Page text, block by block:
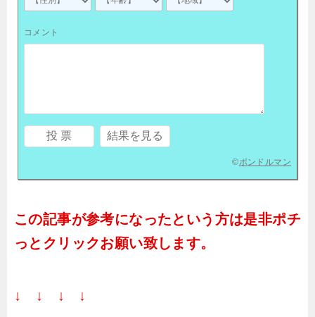
コメント
©ポンドルマン
この記事が参考になったという方は是非ポチ
っとクリックお願い致します。
↓ ↓ ↓ ↓